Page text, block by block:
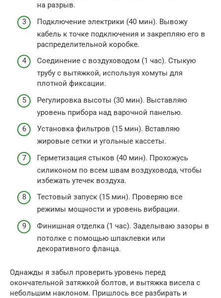
на разрыв.
Подключение электрики (40 мин). Вывожу
кабель к точке подключения и закрепляю его в
распределительной коробке.
Соединение с воздуховодом (1 час). Стыкую
трубу с вытяжкой, используя хомуты для
плотной фиксации.
Регулировка высоты (30 мин). Выставляю
уровень прибора над варочной панелью.
Установка фильтров (15 мин). Вставляю
жировые сетки и угольные кассеты.
Герметизация стыков (40 мин). Прохожусь
силиконом по всем швам воздуховода, чтобы
избежать утечек воздуха.
Тестовый запуск (15 мин). Проверяю все
режимы мощности и уровень вибрации.
Финишная отделка (1 час). Заделываю зазоры в
потолке с помощью шпаклевки или
декоративного фланца.
Однажды я забыл проверить уровень перед
окончательной затяжкой болтов, и вытяжка висела с
небольшим наклоном. Пришлось все разбирать и